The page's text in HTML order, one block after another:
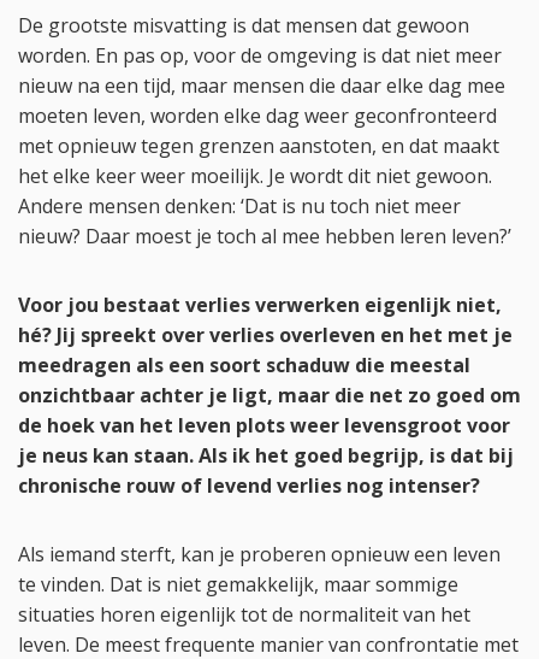
De grootste misvatting is dat mensen dat gewoon
worden. En pas op, voor de omgeving is dat niet meer
nieuw na een tijd, maar mensen die daar elke dag mee
moeten leven, worden elke dag weer geconfronteerd
met opnieuw tegen grenzen aanstoten, en dat maakt
het elke keer weer moeilijk. Je wordt dit niet gewoon.
Andere mensen denken: ‘Dat is nu toch niet meer
nieuw? Daar moest je toch al mee hebben leren leven?’
Voor jou bestaat verlies verwerken eigenlijk niet,
hé? Jij spreekt over verlies overleven en het met je
meedragen als een soort schaduw die meestal
onzichtbaar achter je ligt, maar die net zo goed om
de hoek van het leven plots weer levensgroot voor
je neus kan staan. Als ik het goed begrijp, is dat bij
chronische rouw of levend verlies nog intenser?
Als iemand sterft, kan je proberen opnieuw een leven
te vinden. Dat is niet gemakkelijk, maar sommige
situaties horen eigenlijk tot de normaliteit van het
leven. De meest frequente manier van confrontatie met